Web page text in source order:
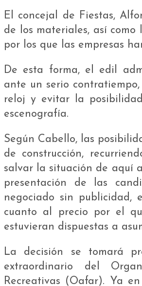
El concejal de Fiestas,
de los materiales, así
por los que las empresas
De esta forma, el edil
ante un serio
reloj y evitar la
escenografía.
Según Cabello, las
de construcción,
salvar la situación de aquí
presentación de las
negociado sin
cuanto al precio por el
estuvieran dispuestas a
La decisión se tomará
extraordinario del
Recreativas (Oafar). Ya